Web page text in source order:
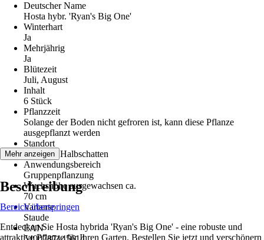
Deutscher Name
Hosta hybr. 'Ryan's Big One'
Winterhart
Ja
Mehrjährig
Ja
Blütezeit
Juli, August
Inhalt
6 Stück
Pflanzzeit
Solange der Boden nicht gefroren ist, kann diese Pflanze
ausgepflanzt werden
Standort
Schatten, Halbschatten
Anwendungsbereich
Gruppenpflanzung
Wuchshöhe ausgewachsen ca.
70 cm
Variante
Staude
EAN
Mehr anzeigen
Beschreibung
Bereich überspringen
Entdecken Sie Hosta hybrida 'Ryan's Big One' - eine robuste und
attraktive Pflanze für Ihren Garten. Bestellen Sie jetzt und verschönern